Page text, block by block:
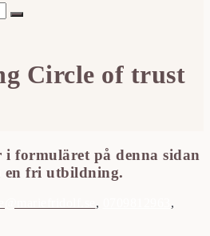
Circle of trust
formuläret på denna sidan
en fri utbildning.
,
,